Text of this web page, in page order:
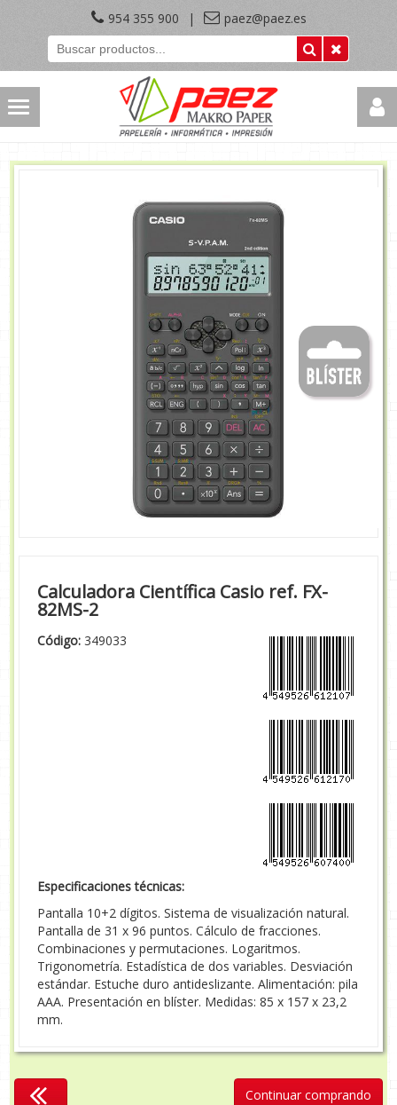
954 355 900 | paez@paez.es
Calculadora Científica Casio ref. FX-
82MS-2
Código: 349033
Especificaciones técnicas:
Pantalla 10+2 dígitos. Sistema de visualización natural.
Pantalla de 31 x 96 puntos. Cálculo de fracciones.
Combinaciones y permutaciones. Logaritmos.
Trigonometría. Estadística de dos variables. Desviación
estándar. Estuche duro antideslizante. Alimentación: pila
AAA. Presentación en blíster. Medidas: 85 x 157 x 23,2
mm.
Continuar comprando